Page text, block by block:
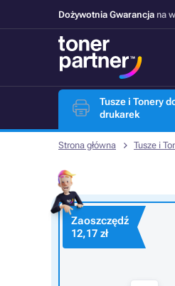
Dożywotnia Gwarancja na
Tusze i Tonery
drukarek
Strona główna Tusze i
Zaoszczędź
12,17 zł